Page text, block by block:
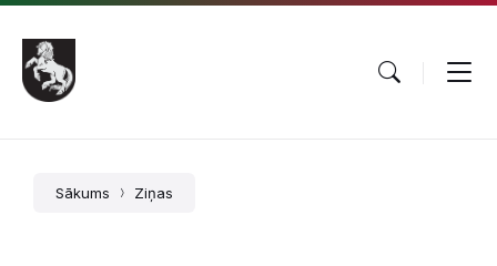
Pāriet
saturu
Skip
main
navigation
Skip
footer
Sākums Ziņas